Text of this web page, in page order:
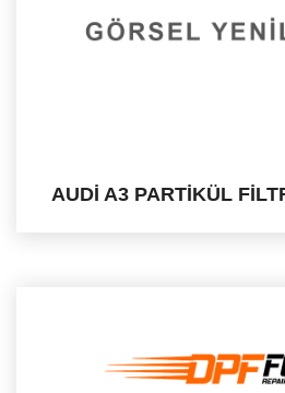
AUDİ A3 PARTİKÜL